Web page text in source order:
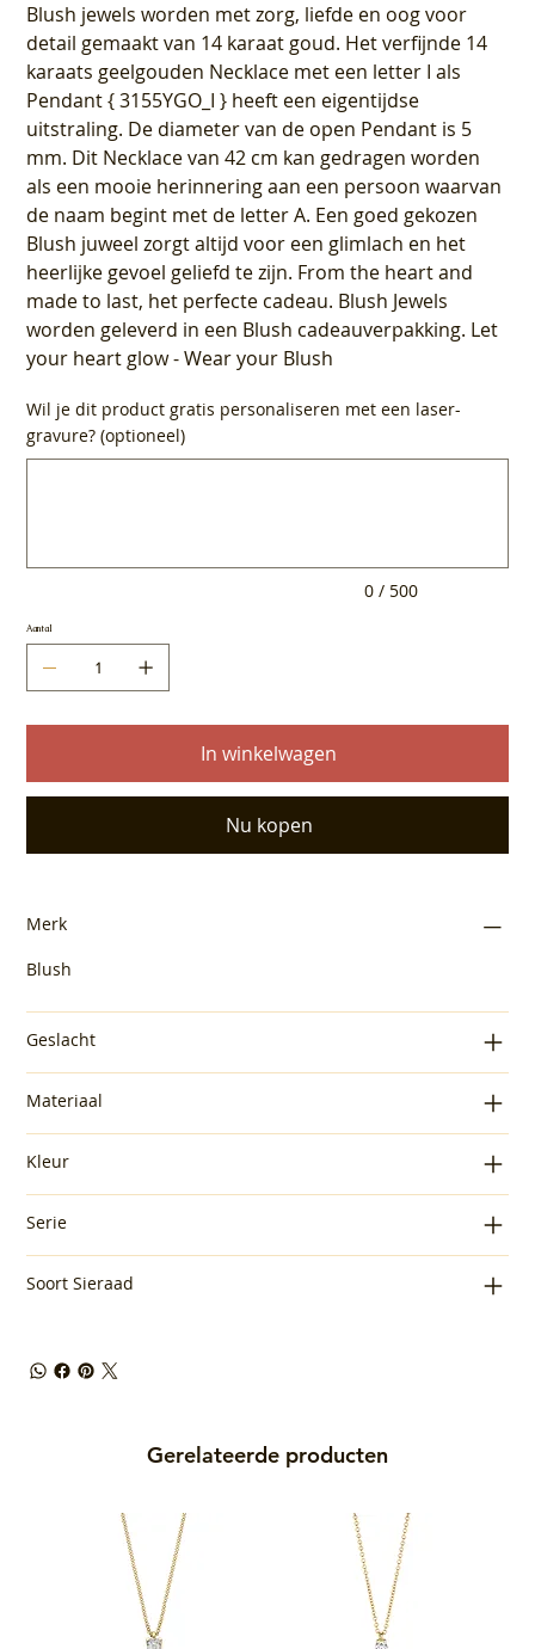
Blush jewels worden met zorg, liefde en oog voor
detail gemaakt van 14 karaat goud. Het verfijnde 14
karaats geelgouden Necklace met een letter I als
Pendant { 3155YGO_I } heeft een eigentijdse
uitstraling. De diameter van de open Pendant is 5
mm. Dit Necklace van 42 cm kan gedragen worden
als een mooie herinnering aan een persoon waarvan
de naam begint met de letter A. Een goed gekozen
Blush juweel zorgt altijd voor een glimlach en het
heerlijke gevoel geliefd te zijn. From the heart and
made to last, het perfecte cadeau. Blush Jewels
worden geleverd in een Blush cadeauverpakking. Let
your heart glow - Wear your Blush
Wil je dit product gratis personaliseren met een laser-
gravure? (optioneel)
0 / 500
Aantal
In winkelwagen
Nu kopen
Merk
Blush
Geslacht
Materiaal
Kleur
Serie
Soort Sieraad
Gerelateerde producten